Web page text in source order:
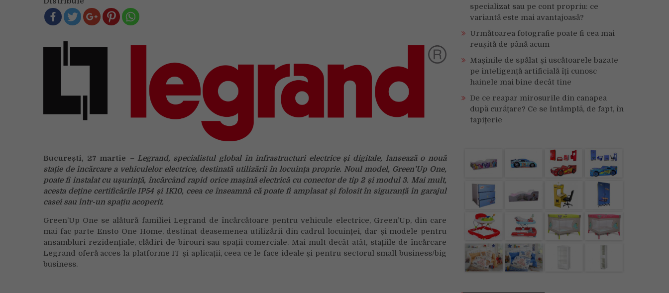
mașinilor
electrice,
București, 27 martie – Legrand, specialistul global în infrastructuri electrice și digitale, lansează o nouă
stație de încărcare a vehiculelor electrice, destinată utilizării în locuința proprie. Noul model, Green’Up One,
poate fi instalat cu ușurință, încărcând rapid orice mașină electrică cu conector de tip 2 și modul 3. Mai mult,
acesta deține certificările IP54 și IK10, ceea ce înseamnă că poate fi amplasat și folosit în siguranță în garajul
casei sau într-un spațiu acoperit.
Green’Up One se alătură familiei Legrand de încărcătoare pentru vehicule electrice, Green’Up, din care
mai fac parte Ensto One Home, destinat deasemenea utilizării din cadrul locuinței, dar și modele pentru
ansambluri rezidențiale, clădiri de birouri sau spații comerciale. Mai mult decât atât, stațiile de încărcare
Legrand oferă acces la platforme IT și aplicații, ceea ce le face ideale și pentru sectorul small business/big
business.
specializat sau pe cont propriu: ce
variantă este mai avantajoasă?
Următoarea fotografie poate fi cea mai
reușită de până acum
Mașinile de spălat și uscătoarele bazate
pe inteligență artificială îți cunosc
hainele mai bine decât tine
De ce reapar mirosurile din canapea
după curățare? Ce se întâmplă, de fapt, în
tapițerie